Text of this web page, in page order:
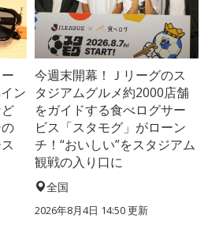
ン
今週末開幕！Ｊリーグのス
タジアムグルメ約2000店舗
をガイドする食べログサー
ビス「スタモグ」がローン
チ！“おいしい”をスタジアム
観戦の入り口に
全国
2026年8月4日 14:50更新